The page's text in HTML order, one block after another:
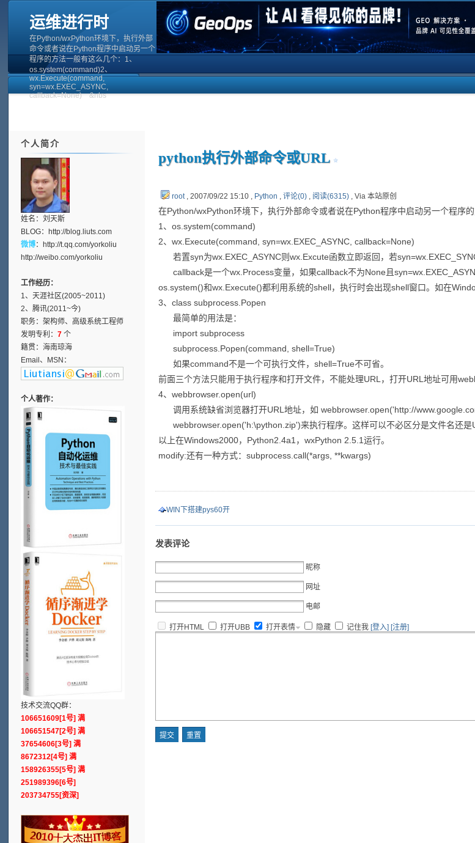
运维进行时
在Python/wxPython环境下，执行外部
命令或者说在Python程序中启动另一个
程序的方法一般有这么几个：1、
os.system(command)2、
wx.Execute(command,
syn=wx.EXEC_ASYNC,
callback=None) &nbs
python执行外部命令或URL
root, 2007/09/22 15:10 , Python ,评论(0) , 阅读(6315) , Via 本站原创
在Python/wxPython环境下，执行外部命令或者说在Python程序中启动另一个程序的
1、os.system(command)
2、wx.Execute(command, syn=wx.EXEC_ASYNC, callback=None)
若置syn为wx.EXEC_ASYNC则wx.Excute函数立即返回，若
callback是一个wx.Process变量，如果callback不为None且
os.system()和wx.Execute()都利用系统的shell，执行时会出现shell窗口。如在
3、class subprocess.Popen
最简单的用法是：
import subprocess
subprocess.Popen(command, shell=True)
如果command不是一个可执行文件，shell=True不可省。
前面三个方法只能用于执行程序和打开文件，不能处理URL，打开URL地址可用
4、webbrowser.open(url)
调用系统缺省浏览器打开URL地址，如 webbrowser.open('http://
webbrowser.open('h:\python.zip')来执行程序。这样可以不必区分是文件名还是
以上在Windows2000，Python2.4a1，wxPython 2.5.1运行。
modify:还有一种方式：subprocess.call(*args, **kwargs)
WIN下搭建pys60开
发表评论
昵称
网址
电邮
打开HTML 打开UBB 打开表情 隐藏 记住我 [登入] [注册]
个人简介
姓名：刘天斯
BLOG：http://blog.liuts.com
微博：http://t.qq.com/yorkoliu
http://weibo.com/yorkoliu
工作经历：
1、天涯社区(2005~2011)
2、腾讯(2011~今)
职务：架构师、高级系统工程师
发明专利：7 个
籍贯：海南琼海
Email、MSN：
个人著作：
技术交流QQ群：
106651609[1号] 满
106651547[2号] 满
37654606[3号] 满
8672312[4号] 满
158926355[5号] 满
251989396[6号]
203734755[资深]